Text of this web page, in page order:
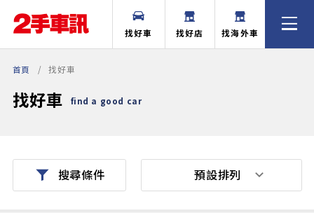
找好車 找好店 找海外車
首頁 找好車
找好車 find a good car
搜尋條件 預設排列